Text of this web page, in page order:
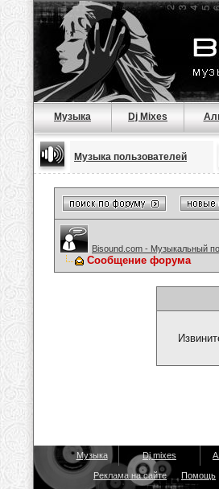
Музыка Dj Mixes
Музыка пользователей
Bisound.com - Музыкальный
Сообщение форума
Музыка Dj mixes
Реклама на сайте Помощь